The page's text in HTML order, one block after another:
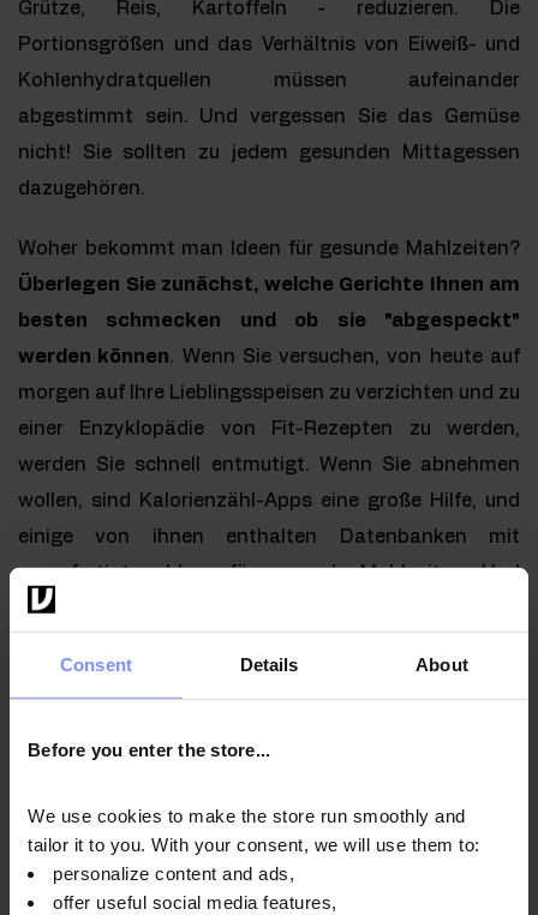
Consent Details About
Before you enter the store...
We use cookies to make the store run smoothly and
tailor it to you. With your consent, we will use them to:
personalize content and ads,
offer useful social media features,
Grütze, Reis, Kartoffeln - reduzieren. Die
Portionsgrößen und das Verhältnis von Eiweiß- und
Kohlenhydratquellen müssen aufeinander
abgestimmt sein. Und vergessen Sie das Gemüse
nicht! Sie sollten zu jedem gesunden Mittagessen
dazugehören.
Woher bekommt man Ideen für gesunde Mahlzeiten?
Überlegen Sie zunächst, welche Gerichte Ihnen am
besten schmecken und ob sie "abgespeckt"
werden können. Wenn Sie versuchen, von heute auf
morgen auf Ihre Lieblingsspeisen zu verzichten und zu
einer Enzyklopädie von Fit-Rezepten zu werden,
werden Sie schnell entmutigt. Wenn Sie abnehmen
wollen, sind Kalorienzähl-Apps eine große Hilfe, und
einige von ihnen enthalten Datenbanken mit
vorgefertigten Ideen für gesunde Mahlzeiten. Und
natürlich eine Suchmaschine oder Instagram.